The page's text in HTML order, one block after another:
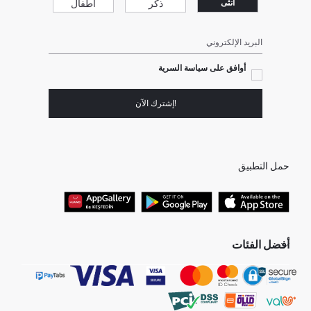
انثى ذكر أطفال
البريد الإلكتروني
أوافق على سياسة السرية
!إشترك الآن
حمل التطبيق
أفضل الفئات
جميع متاجرنا
هدايا عيد الحب
البلوفر النسائية
بلوفر رجالي
برفانات حريمى
جينز رجالي